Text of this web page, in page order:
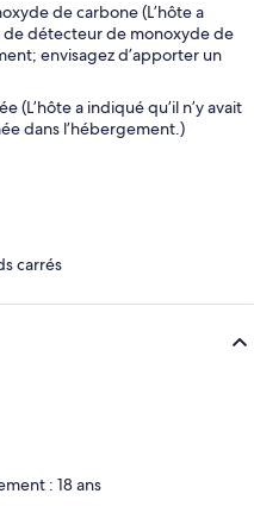
de carbone (L’hôte a
de détecteur de monoxyde de
envisagez d’apporter un
(L’hôte a indiqué qu’il n’y avait
dans l’hébergement.)
carrés
: 18 ans